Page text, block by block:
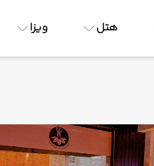
هتل ویزا